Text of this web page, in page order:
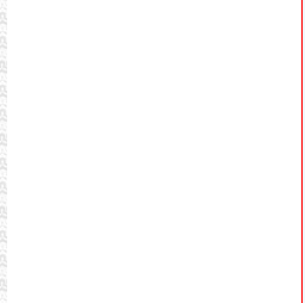
重庆代办公司注册,工商注册,代帐会计,代
重庆工商代办_重庆代理记账_重庆公司
【重庆渝中区代理记账|代理记账公司|会
关于永川区副局长张道国、经支队副队
（中天光美地）4幢-1层8号、3号车库负
安徽国硕财税管理有限公司,合肥财务代